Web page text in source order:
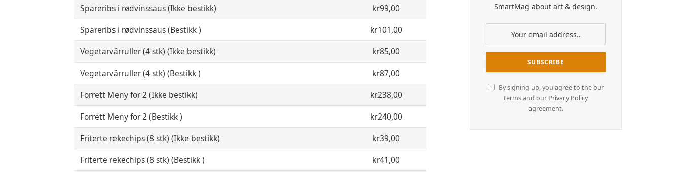
Spareribs i rødvinssaus (Ikke bestikk)
kr99,00
Spareribs i rødvinssaus (Bestikk )
kr101,00
Vegetarvårruller (4 stk) (Ikke bestikk)
kr85,00
Vegetarvårruller (4 stk) (Bestikk )
kr87,00
Forrett Meny for 2 (Ikke bestikk)
kr238,00
Forrett Meny for 2 (Bestikk )
kr240,00
Friterte rekechips (8 stk) (Ikke bestikk)
kr39,00
Friterte rekechips (8 stk) (Bestikk )
kr41,00
SmartMag about art & design.
By signing up, you agree to the our
terms and our Privacy Policy
agreement.